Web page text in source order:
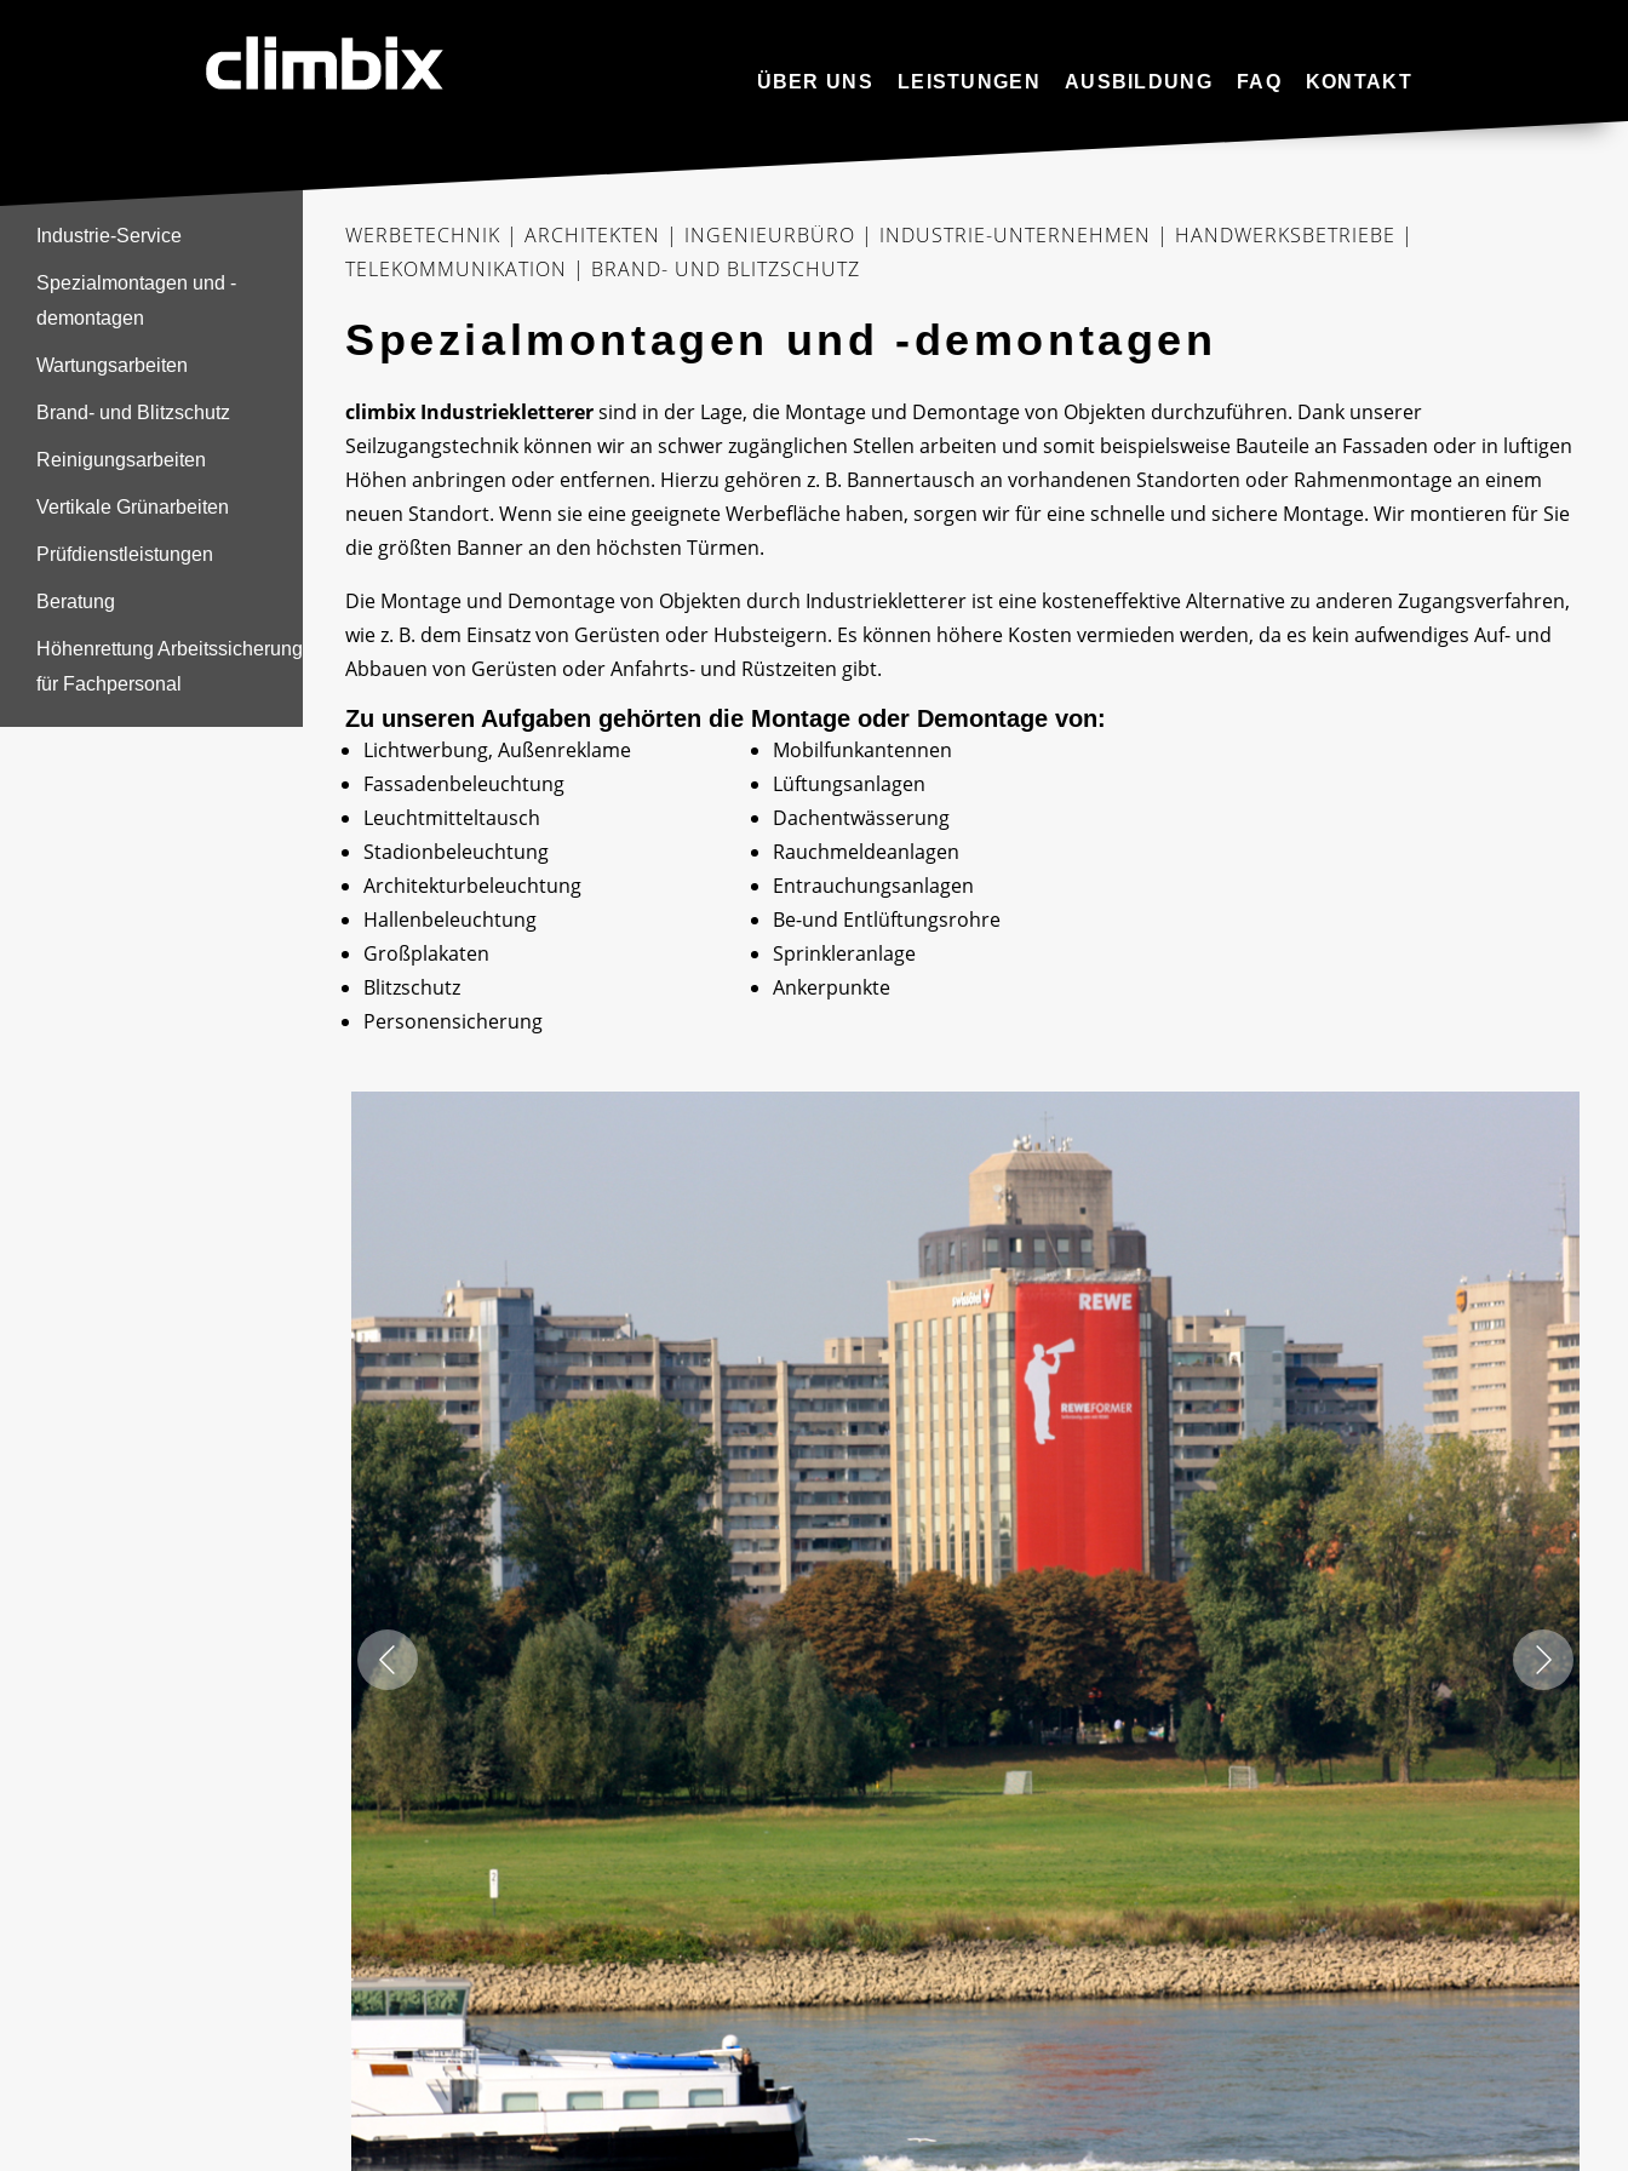
ÜBER UNS LEISTUNGEN AUSBILDUNG FAQ KONTAKT
Industrie-Service
Spezialmontagen und -
demontagen
Wartungsarbeiten
Brand- und Blitzschutz
Reinigungsarbeiten
Vertikale Grünarbeiten
Prüfdienstleistungen
Beratung
Höhenrettung Arbeitssicherung
für Fachpersonal
WERBETECHNIK | ARCHITEKTEN | INGENIEURBÜRO | INDUSTRIE-UNTERNEHMEN | HANDWERKSBETRIEBE |
TELEKOMMUNIKATION | BRAND- UND BLITZSCHUTZ
Spezialmontagen und -demontagen
climbix Industriekletterersind in der Lage, die Montage und Demontage von Objekten durchzuführen. Dank unserer
Seilzugangstechnik können wir an schwer zugänglichen Stellen arbeiten und somit beispielsweise Bauteile an Fassaden oder in luftigen
Höhen anbringen oder entfernen. Hierzu gehören z. B. Bannertausch an vorhandenen Standorten oder Rahmenmontage an einem
neuen Standort. Wenn sie eine geeignete Werbefläche haben, sorgen wir für eine schnelle und sichere Montage. Wir montieren für Sie
die größten Banner an den höchsten Türmen.
Die Montage und Demontage von Objekten durch Industriekletterer ist eine kosteneffektive Alternative zu anderen Zugangsverfahren,
wie z. B. dem Einsatz von Gerüsten oder Hubsteigern. Es können höhere Kosten vermieden werden, da es kein aufwendiges Auf- und
Abbauen von Gerüsten oder Anfahrts- und Rüstzeiten gibt.
Zu unseren Aufgaben gehörten die Montage oder Demontage von:
Lichtwerbung, Außenreklame
Fassadenbeleuchtung
Leuchtmitteltausch
Stadionbeleuchtung
Architekturbeleuchtung
Hallenbeleuchtung
Großplakaten
Blitzschutz
Personensicherung
Mobilfunkantennen
Lüftungsanlagen
Dachentwässerung
Rauchmeldeanlagen
Entrauchungsanlagen
Be-und Entlüftungsrohre
Sprinkleranlage
Ankerpunkte